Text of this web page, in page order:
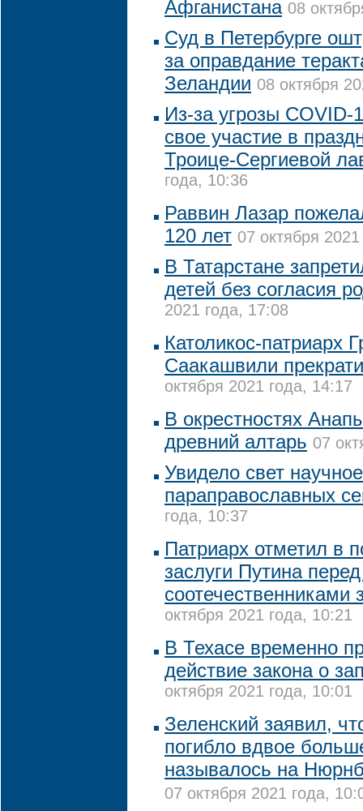
Афганистана 08
Суд в Петербурге
за оправдание
Зеландии 08 октября
Из-за угрозы COVID-
свое участие в
Троице-Сергиевой
года, 10:36
Раввин Лазар
120 лет 07 октября
В Татарстане
детей без согласия
2021 года, 17:08
Католикос-патриарх
Саакашвили
октября 2021 года, 14:17
В окрестностях
древний алтарь 07
Увидело свет
параправославных
года, 10:37
Патриарх отметил в
заслуги Путина
соотечественниками
октября 2021 года, 10:21
В Техасе временно
действие закона о
октября 2021 года, 10:01
Зеленский заявил,
погибло вдвое
называлось на
07 октября 2021 года,